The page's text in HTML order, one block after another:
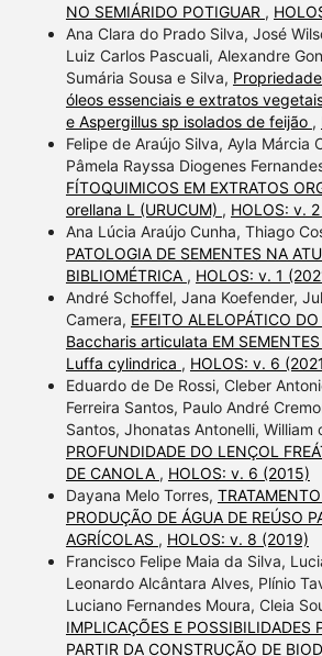
NO SEMIÁRIDO POTIGUAR ,
Ana Clara do Prado Silva, José
Luiz Carlos Pascuali, Alexandre
Sumária Sousa e Silva,
óleos essenciais e extratos
e Aspergillus sp isolados de feijão ,
Felipe de Araújo Silva, Ayla Márcia
Pâmela Rayssa Diogenes
FÍTOQUIMICOS EM EXTRATOS
orellana L (URUCUM) , HOLOS: v.
Ana Lúcia Araújo Cunha, Thiago
PATOLOGIA DE SEMENTES NA
BIBLIOMÉTRICA , HOLOS: v. 1
André Schoffel, Jana Koefender,
Camera, EFEITO ALELOPÁTICO
Baccharis articulata EM
Luffa cylindrica , HOLOS: v. 6
Eduardo de De Rossi, Cleber
Ferreira Santos, Paulo André
Santos, Jhonatas Antonelli, William
PROFUNDIDADE DO LENÇOL
DE CANOLA , HOLOS: v. 6 (2015)
Dayana Melo Torres,
PRODUÇÃO DE ÁGUA DE REÚSO
AGRÍCOLAS , HOLOS: v. 8 (2019)
Francisco Felipe Maia da Silva,
Leonardo Alcântara Alves, Plínio
Luciano Fernandes Moura, Cleia
IMPLICAÇÕES E POSSIBILIDADES
PARTIR DA CONSTRUÇÃO DE